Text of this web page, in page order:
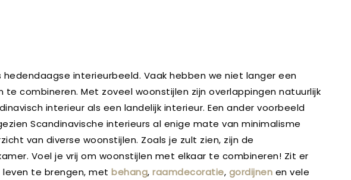
interieurbeeld. Vaak hebben we niet langer een
combineren. Met zoveel woonstijlen zijn overlappingen natuurlijk
interieur als een landelijk interieur. Een ander voorbeeld
Scandinavische interieurs al enige mate van minimalisme
van diverse woonstijlen. Zoals je zult zien, zijn de
Voel je vrij om woonstijlen met elkaar te combineren! Zit er
leven te brengen, met behang, raamdecoratie, gordijnen en vele